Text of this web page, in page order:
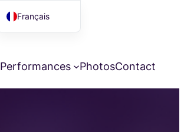
Performances PhotosContact
Français